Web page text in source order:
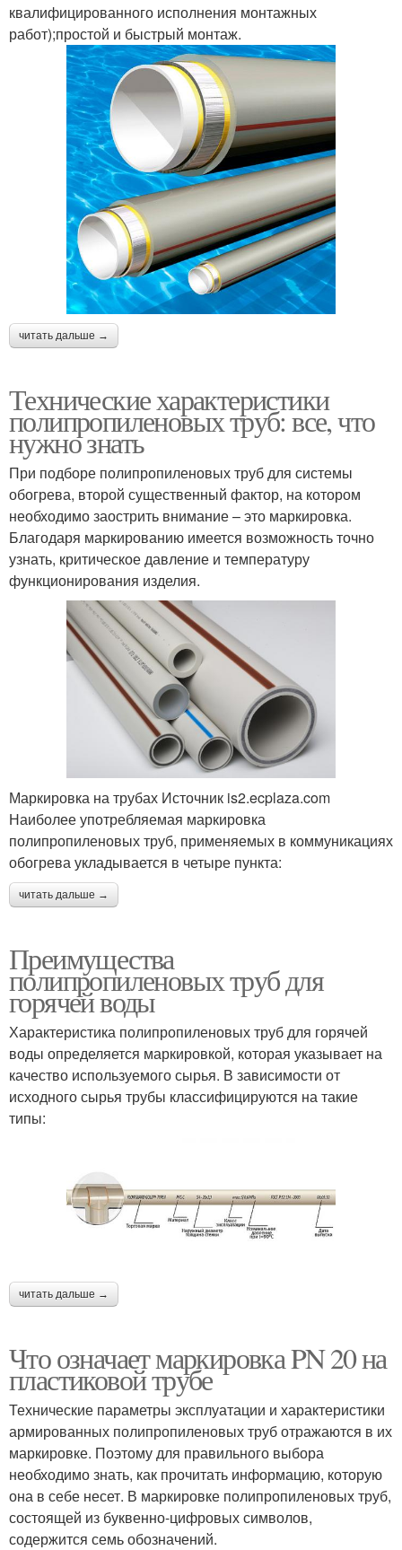
квалифицированного исполнения монтажных
работ);простой и быстрый монтаж.
читать дальше →
Технические характеристики
полипропиленовых труб: все, что
нужно знать
При подборе полипропиленовых труб для системы
обогрева, второй существенный фактор, на котором
необходимо заострить внимание – это маркировка.
Благодаря маркированию имеется возможность точно
узнать, критическое давление и температуру
функционирования изделия.
Маркировка на трубах Источник is2.ecplaza.com
Наиболее употребляемая маркировка
полипропиленовых труб, применяемых в коммуникациях
обогрева укладывается в четыре пункта:
читать дальше →
Преимущества
полипропиленовых труб для
горячей воды
Характеристика полипропиленовых труб для горячей
воды определяется маркировкой, которая указывает на
качество используемого сырья. В зависимости от
исходного сырья трубы классифицируются на такие
типы:
читать дальше →
Что означает маркировка PN 20 на
пластиковой трубе
Технические параметры эксплуатации и характеристики
армированных полипропиленовых труб отражаются в их
маркировке. Поэтому для правильного выбора
необходимо знать, как прочитать информацию, которую
она в себе несет. В маркировке полипропиленовых труб,
состоящей из буквенно-цифровых символов,
содержится семь обозначений.